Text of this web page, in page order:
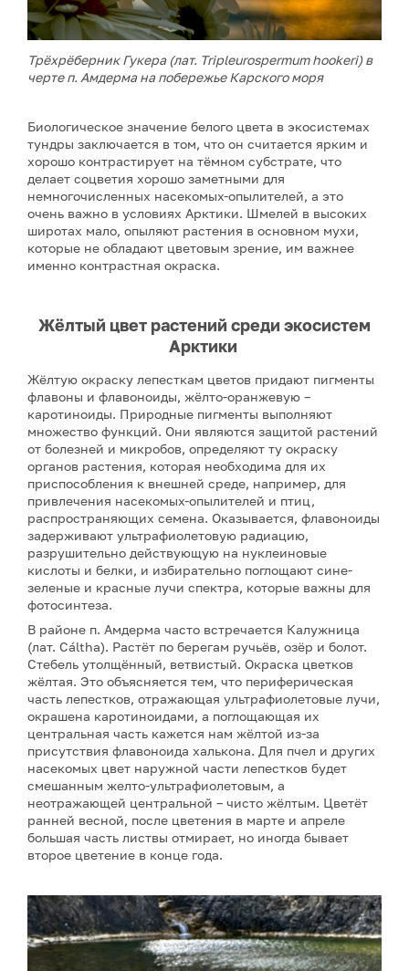
Трёхрёберник Гукера (лат. Tripleurospermum hookeri) в
черте п. Амдерма на побережье Карского моря
Биологическое значение белого цвета в экосистемах
тундры заключается в том, что он считается ярким и
хорошо контрастирует на тёмном субстрате, что
делает соцветия хорошо заметными для
немногочисленных насекомых-опылителей, а это
очень важно в условиях Арктики. Шмелей в высоких
широтах мало, опыляют растения в основном мухи,
которые не обладают цветовым зрение, им важнее
именно контрастная окраска.
Жёлтый цвет растений среди экосистем
Арктики
Жёлтую окраску лепесткам цветов придают пигменты
флавоны и флавоноиды, жёлто-оранжевую –
каротиноиды. Природные пигменты выполняют
множество функций. Они являются защитой растений
от болезней и микробов, определяют ту окраску
органов растения, которая необходима для их
приспособления к внешней среде, например, для
привлечения насекомых-опылителей и птиц,
распространяющих семена. Оказывается, флавоноиды
задерживают ультрафиолетовую радиацию,
разрушительно действующую на нуклеиновые
кислоты и белки, и избирательно поглощают сине-
зеленые и красные лучи спектра, которые важны для
фотосинтеза.
В районе п. Амдерма часто встречается Калужница
(лат. Cáltha). Растёт по берегам ручьёв, озёр и болот.
Стебель утолщённый, ветвистый. Окраска цветков
жёлтая. Это объясняется тем, что периферическая
часть лепестков, отражающая ультрафиолетовые лучи,
окрашена каротиноидами, а поглощающая их
центральная часть кажется нам жёлтой из-за
присутствия флавоноида халькона. Для пчел и других
насекомых цвет наружной части лепестков будет
смешанным желто-ультрафиолетовым, а
неотражающей центральной – чисто жёлтым. Цветёт
ранней весной, после цветения в марте и апреле
большая часть листвы отмирает, но иногда бывает
второе цветение в конце года.